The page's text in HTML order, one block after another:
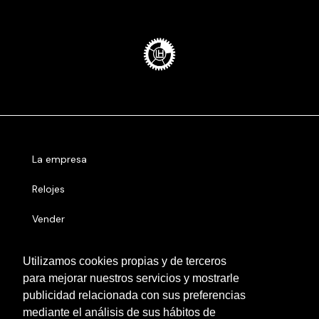
Utilizamos cookies propias y de terceros
para mejorar nuestros servicios y mostrarle
publicidad relacionada con sus preferencias
mediante el análisis de sus hábitos de
La empresa
Relojes
Vender
Otras localidades
Contacto